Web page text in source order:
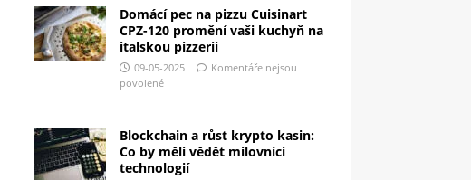
Domácí pec na pizzu Cuisinart
CPZ-120 promění vaši kuchyň na
italskou pizzerii
09-05-2025
Komentáře nejsou
povolené
Blockchain a růst krypto kasin:
Co by měli vědět milovníci
technologií